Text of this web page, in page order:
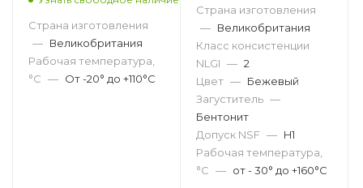
Страна изготовления
— Великобритания
Рабочая температура,
°С — От -20° до +110°C
Страна изготовления
— Великобритания
Класс консистенции
NLGI — 2
Цвет — Бежевый
Загуститель —
Бентонит
Допуск NSF — H1
Рабочая температура,
°С — от - 30° до +160°C